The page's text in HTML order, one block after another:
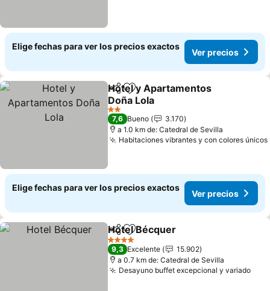
Elige fechas para ver los precios exactos
Ver precios
CompartirAgregar a favoritos
Hotel y Apartamentos
Doña Lola
Ver precios
2 Estrellas
7,6 Bueno
3.170
a 1.0 km de: Catedral de Sevilla
Habitaciones vibrantes y con colores únicos
Elige fechas para ver los precios exactos
Ver precios
CompartirAgregar a favoritos
Hotel Bécquer
4 Estrellas
9,3 Excelente
15.902
a 0.7 km de: Catedral de Sevilla
Desayuno buffet excepcional y variadoVer